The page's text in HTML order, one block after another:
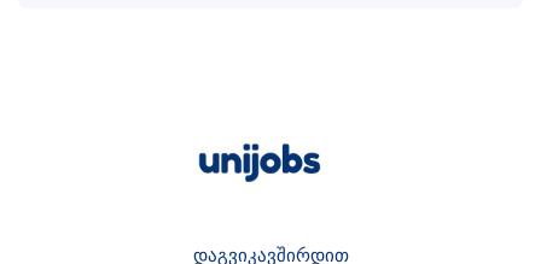
დაგვიკავშირდით